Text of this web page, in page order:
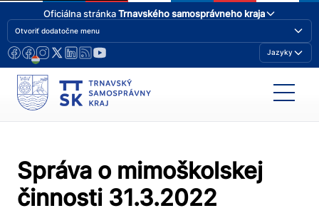
Oficiálna stránkaTrnavského samosprávneho kraja
Otvoriť dodatočne menu
Jazyky
Správa o mimoškolskej
činnosti 31.3.2022